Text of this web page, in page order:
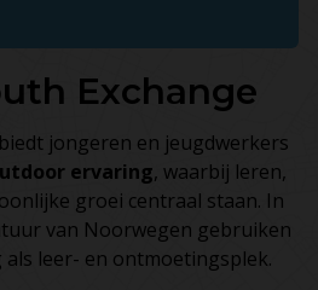
Exchange
jongeren en jeugdwerkers
ervaring, waarbij leren,
groei centraal staan. In
van Noorwegen gebruiken
leer- en ontmoetingsplek.